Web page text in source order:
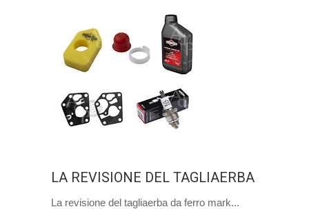
LA REVISIONE DEL TAGLIAERBA
La revisione del tagliaerba da ferro mark